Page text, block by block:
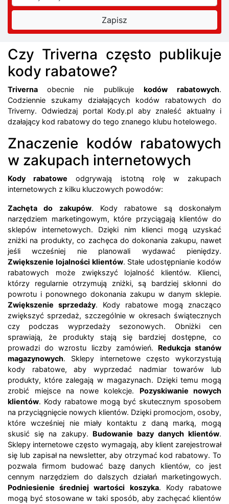
Czy Triverna często publikuje
kody rabatowe?
Trivernaobecnie nie publikuje kodów rabatowych.
Codziennie szukamy działających kodów rabatowych do
Triverny. Odwiedzaj portal Kody.pl aby znaleść aktualny i
dzałający kod rabatowy do tego znanego klubu hotelowego.
Znaczenie kodów rabatowych
w zakupach internetowych
Kody rabatowe odgrywają istotną rolę w zakupach
internetowych z kilku kluczowych powodów:
Zachęta do zakupów. Kody rabatowe są doskonałym
narzędziem marketingowym, które przyciągają klientów do
sklepów internetowych. Dzięki nim klienci mogą uzyskać
zniżki na produkty, co zachęca do dokonania zakupu, nawet
jeśli wcześniej nie planowali wydawać pieniędzy.
Zwiększenie lojalności klientów. Stałe udostępnianie kodów
rabatowych może zwiększyć lojalność klientów. Klienci,
którzy regularnie otrzymują zniżki, są bardziej skłonni do
powrotu i ponownego dokonania zakupu w danym sklepie.
Zwiększenie sprzedaży. Kody rabatowe mogą znacząco
zwiększyć sprzedaż, szczególnie w okresach świątecznych
czy podczas wyprzedaży sezonowych. Obniżki cen
sprawiają, że produkty stają się bardziej dostępne, co
prowadzi do wzrostu liczby zamówień. Redukcja stanów
magazynowych. Sklepy internetowe często wykorzystują
kody rabatowe, aby wyprzedać nadmiar towarów lub
produkty, które zalegają w magazynach. Dzięki temu mogą
zrobić miejsce na nowe kolekcje. Pozyskiwanie nowych
klientów. Kody rabatowe mogą być skutecznym sposobem
na przyciągnięcie nowych klientów. Dzięki promocjom, osoby,
które wcześniej nie miały kontaktu z daną marką, mogą
skusić się na zakupy. Budowanie bazy danych klientów.
Sklepy internetowe często wymagają, aby klient zarejestrował
się lub zapisał na newsletter, aby otrzymać kod rabatowy. To
pozwala firmom budować bazę danych klientów, co jest
cennym narzędziem do dalszych działań marketingowych.
Podniesienie średniej wartości koszyka. Kody rabatowe
mogą być stosowane w taki sposób, aby zachęcać klientów